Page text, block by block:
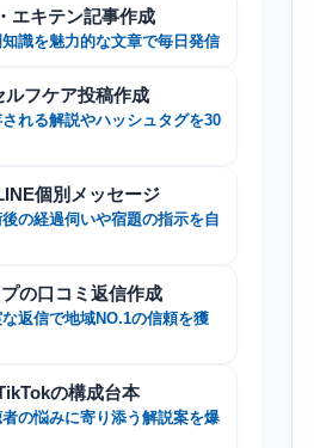
エキテン記事作成
識を魅力的な文章で毎日発信
フケア投稿作成
れる解説やハッシュタグを30
個別メッセージ
の経過伺いや宿題の指示を自
の口コミ返信作成
返信で地域NO.1の信頼を獲
の構成台本
の悩みに寄り添う解説案を爆